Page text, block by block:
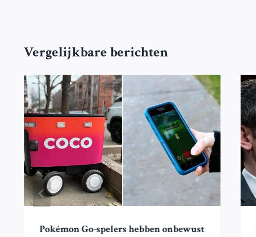
Vergelijkbare berichten
Pokémon Go-spelers hebben onbewust